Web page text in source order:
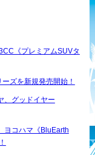
《プレミアムSUVタ
ズを新規発売開始！
、グッドイヤー
ヨコハマ《BluEarth